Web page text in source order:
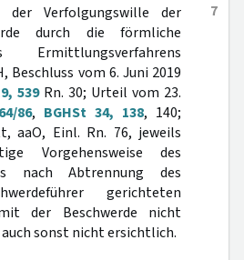
7
der Verfolgungswille der
durch die förmliche
Ermittlungsverfahrens
Beschluss vom 6. Juni 2019
539Rn. 30; Urteil vom 23.
86, BGHSt 34, 138, 140;
aaO, Einl. Rn. 76, jeweils
Vorgehensweise des
nach Abtrennung des
gerichteten
der Beschwerde nicht
sonst nicht ersichtlich.